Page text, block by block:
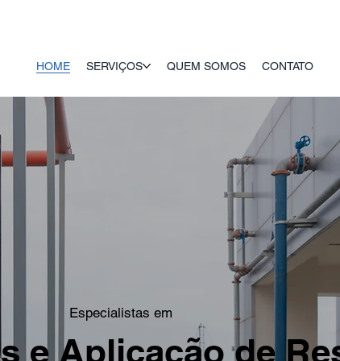
HOME SERVIÇOS QUEM SOMOS CONTATO
Especialistas em
e Aplicação de